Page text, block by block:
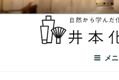
井本化粧品店
自然から学んだ化粧品
メ